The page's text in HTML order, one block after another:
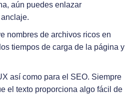
aún puedes enlazar
nombres de archivos ricos en
tiempos de carga de la página y
así como para el SEO. Siempre
el texto proporciona algo fácil de